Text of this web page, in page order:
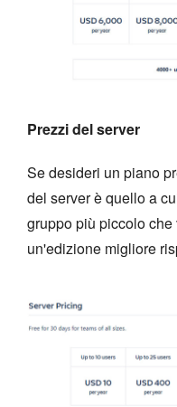
Prezzi del server
Se desideri un piano
del server è quello a
gruppo più piccolo
un'edizione migliore